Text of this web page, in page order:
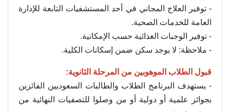
- توفير العلاج المجاني في أحد المستشفيات التابعة للإدارة
العامة للخدمات الصحية.
- توفير الوجبات الغذائية حسب الإمكانية.
- ملاحظة: لا يوجد سكن ضمن إسكانات الكلية.
قبول الطلاب الموهوبين من المرحلة الثانوية:
- يستهدف البرنامج الطلاب والطالبات السعوديين الفائزين
بجوائز علمية أو دولية أو من وصلوا للتصفيات النهائية من